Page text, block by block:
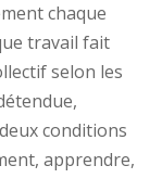
chaque
travail fait
selon les
conditions
apprendre,